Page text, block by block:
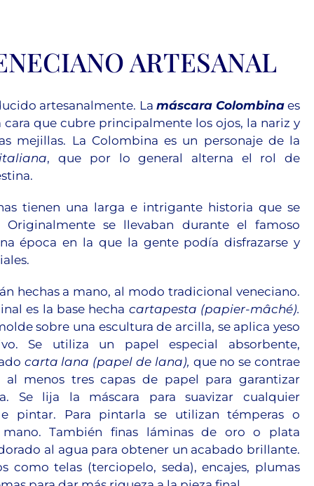
ARTESANAL
artesanalmente. La máscara Colombinaes
cara que cubre principalmente los ojos, la nariz y
mejillas. La Colombina es un personaje de la
, que por lo general alterna el rol de
tienen una larga e intrigante historia que se
se llevaban durante el famoso
época en la que la gente podía disfrazarse y
hechas a mano, al modo tradicional veneciano.
es la base hecha cartapesta (papier-mâché).
sobre una escultura de arcilla, se aplica yeso
Se utiliza un papel especial absorbente,
carta lana (papel de lana), que no se contrae
al menos tres capas de papel para garantizar
Se lija la máscara para suavizar cualquier
pintar. Para pintarla se utilizan témperas o
También finas láminas de oro o plata
al agua para obtener un acabado brillante.
como telas (terciopelo, seda), encajes, plumas